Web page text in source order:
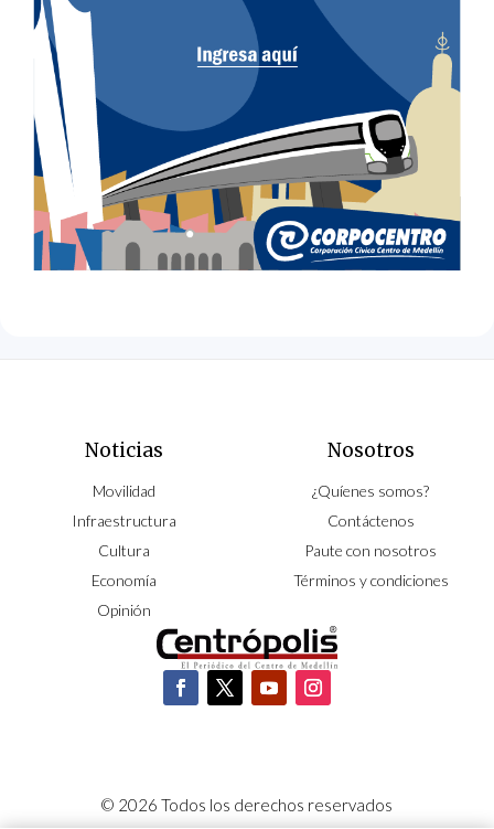
Noticias
Movilidad
Infraestructura
Cultura
Economía
Opinión
Nosotros
¿Quíenes somos?
Contáctenos
Paute con nosotros
Términos y condiciones
© 2026 Todos los derechos reservados